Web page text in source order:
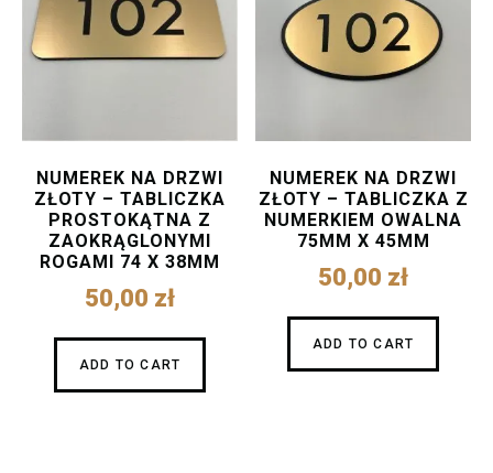
NUMEREK NA DRZWI
ZŁOTY – TABLICZKA
PROSTOKĄTNA Z
ZAOKRĄGLONYMI
ROGAMI 74 X 38MM
50,00 zł
ADD TO CART
NUMEREK NA DRZWI
ZŁOTY – TABLICZKA Z
NUMERKIEM OWALNA
75MM X 45MM
50,00 zł
ADD TO CART